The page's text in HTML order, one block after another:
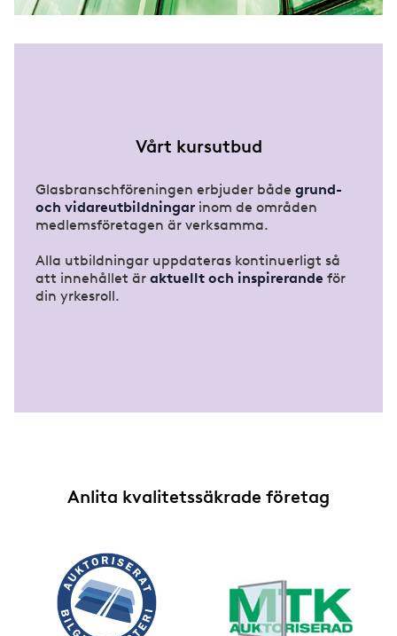
Vårt kursutbud
Glasbranschföreningen erbjuder både grund-
och vidareutbildningar inom de områden
medlemsföretagen är verksamma.
Alla utbildningar uppdateras kontinuerligt så
att innehållet är aktuellt och inspirerande för
din yrkesroll.
Anlita kvalitetssäkrade företag